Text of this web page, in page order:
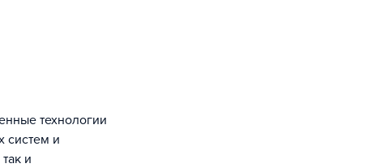
технологии
систем и
и